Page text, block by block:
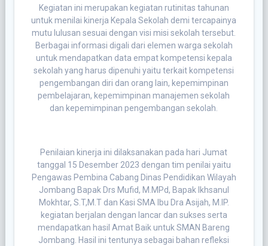
Kegiatan ini merupakan kegiatan rutinitas tahunan
untuk menilai kinerja Kepala Sekolah demi tercapainya
mutu lulusan sesuai dengan visi misi sekolah tersebut.
Berbagai informasi digali dari elemen warga sekolah
untuk mendapatkan data empat kompetensi kepala
sekolah yang harus dipenuhi yaitu terkait kompetensi
pengembangan diri dan orang lain, kepemimpinan
pembelajaran, kepemimpinan manajemen sekolah
dan kepemimpinan pengembangan sekolah.
Penilaian kinerja ini dilaksanakan pada hari Jumat
tanggal 15 Desember 2023 dengan tim penilai yaitu
Pengawas Pembina Cabang Dinas Pendidikan Wilayah
Jombang Bapak Drs Mufid, M.MPd, Bapak Ikhsanul
Mokhtar, S.T,M.T dan Kasi SMA Ibu Dra Asijah, M.IP.
kegiatan berjalan dengan lancar dan sukses serta
mendapatkan hasil Amat Baik untuk SMAN Bareng
Jombang. Hasil ini tentunya sebagai bahan refleksi